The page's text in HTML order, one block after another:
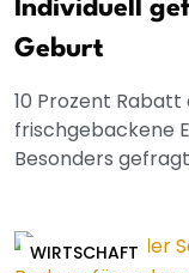
Individuell
Geburt
10 Prozent
frischgebackene
Besonders
WIRTSCHAFT